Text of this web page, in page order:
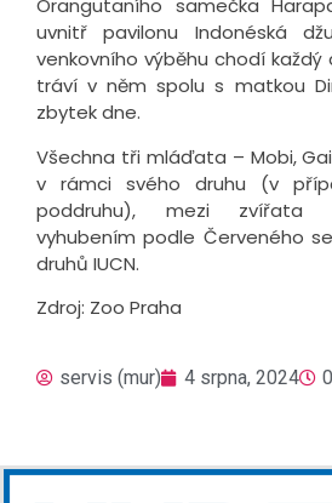
Orangutaního samečka
uvnitř pavilonu Indonéská
venkovního výběhu chodí každý
tráví v něm spolu s matkou
zbytek dne.
Všechna tři mláďata – Mobi,
v rámci svého druhu (v
poddruhu), mezi zvířata
vyhubením podle Červeného
druhů IUCN.
Zdroj: Zoo Praha
servis (mur) 4 srpna, 2024